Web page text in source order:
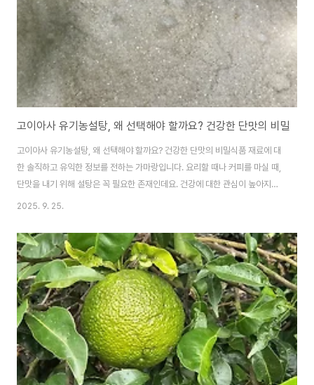
농 유자는 11월 15일..
고이아사 유기농설탕, 왜 선택해야 할까요? 건강한 단맛의 비밀
고이아사 유기농설탕, 왜 선택해야 할까요? 건강한 단맛의 비밀식품 재료에 대
한 솔직하고 유익한 정보를 전하는 가마랑입니다. 요리할 때나 커피를 마실 때,
단맛을 내기 위해 설탕은 꼭 필요한 존재인데요. 건강에 대한 관심이 높아지면
서, 어떤 설탕을 선택해야 할지 고민하는 분들이 많습니다. 오늘은 건강한 단맛
고이아사 유기농설탕 성분 특징고이아사 유기농설탕은 브라질에서 유기농으
로 재배된 100% 사탕수수로 만들어집니다. 화학 비료나 농약 없이 자연 그대
로의 방식으로 재배된 사탕수수를 사용하기 때문에, 불필요한 화학 성분 걱정
없이 안심하고 드실 수 있습니다. 일반 정제 설탕과 달리 정제 과정을 최소화하
여 사탕수수 본연의 미네랄과 영양분..
2025. 9. 25.